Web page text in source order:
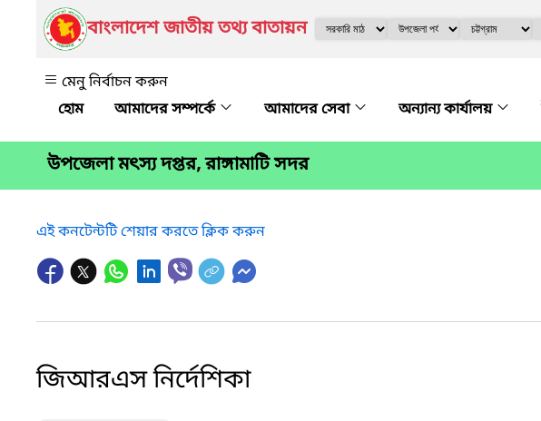
বাংলাদেশ জাতীয় তথ্য বাতায়ন
মেনু নির্বাচন করুন
আমাদের সম্পর্কে
আমাদের সেবা অন্যান্য কার্যালয়
উপজেলা মৎস্য দপ্তর, রাঙ্গামাটি সদর
এই কনটেন্টটি শেয়ার করতে ক্লিক করুন
জিআরএস নির্দেশিকা